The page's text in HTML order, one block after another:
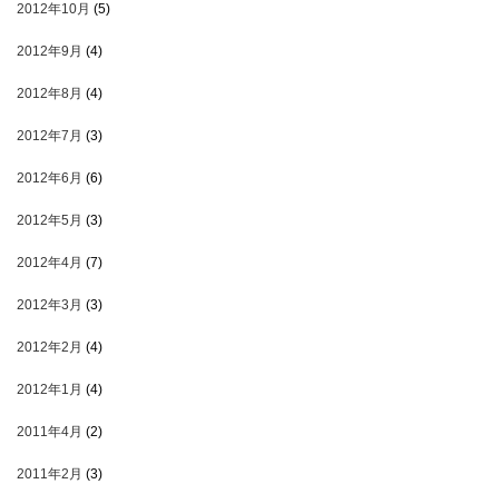
2012年10月 (5)
2012年9月 (4)
2012年8月 (4)
2012年7月 (3)
2012年6月 (6)
2012年5月 (3)
2012年4月 (7)
2012年3月 (3)
2012年2月 (4)
2012年1月 (4)
2011年4月 (2)
2011年2月 (3)